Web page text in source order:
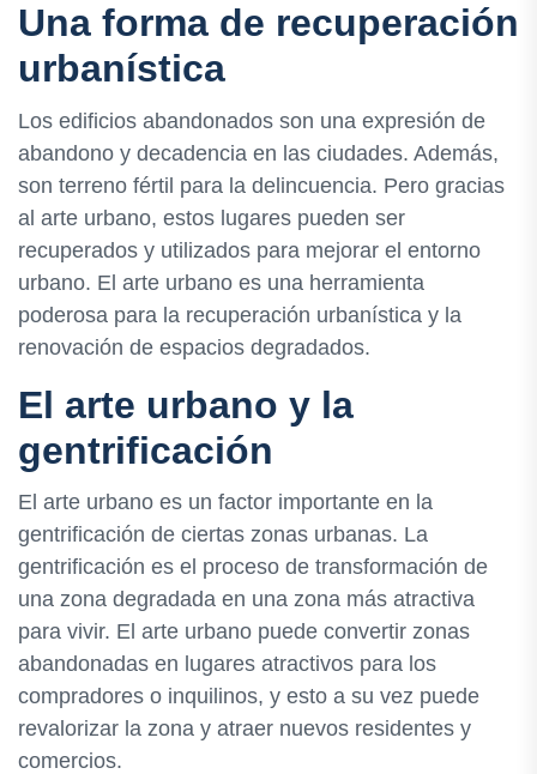
Una forma de recuperación
urbanística
Los edificios abandonados son una expresión de
abandono y decadencia en las ciudades. Además,
son terreno fértil para la delincuencia. Pero gracias
al arte urbano, estos lugares pueden ser
recuperados y utilizados para mejorar el entorno
urbano. El arte urbano es una herramienta
poderosa para la recuperación urbanística y la
renovación de espacios degradados.
El arte urbano y la
gentrificación
El arte urbano es un factor importante en la
gentrificación de ciertas zonas urbanas. La
gentrificación es el proceso de transformación de
una zona degradada en una zona más atractiva
para vivir. El arte urbano puede convertir zonas
abandonadas en lugares atractivos para los
compradores o inquilinos, y esto a su vez puede
revalorizar la zona y atraer nuevos residentes y
comercios.